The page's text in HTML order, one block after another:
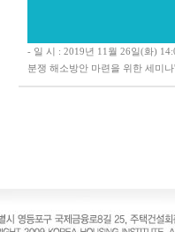
- 일 시 : 2019년 11월 26일(화)
분쟁 해소방안 마련을 위한 세미